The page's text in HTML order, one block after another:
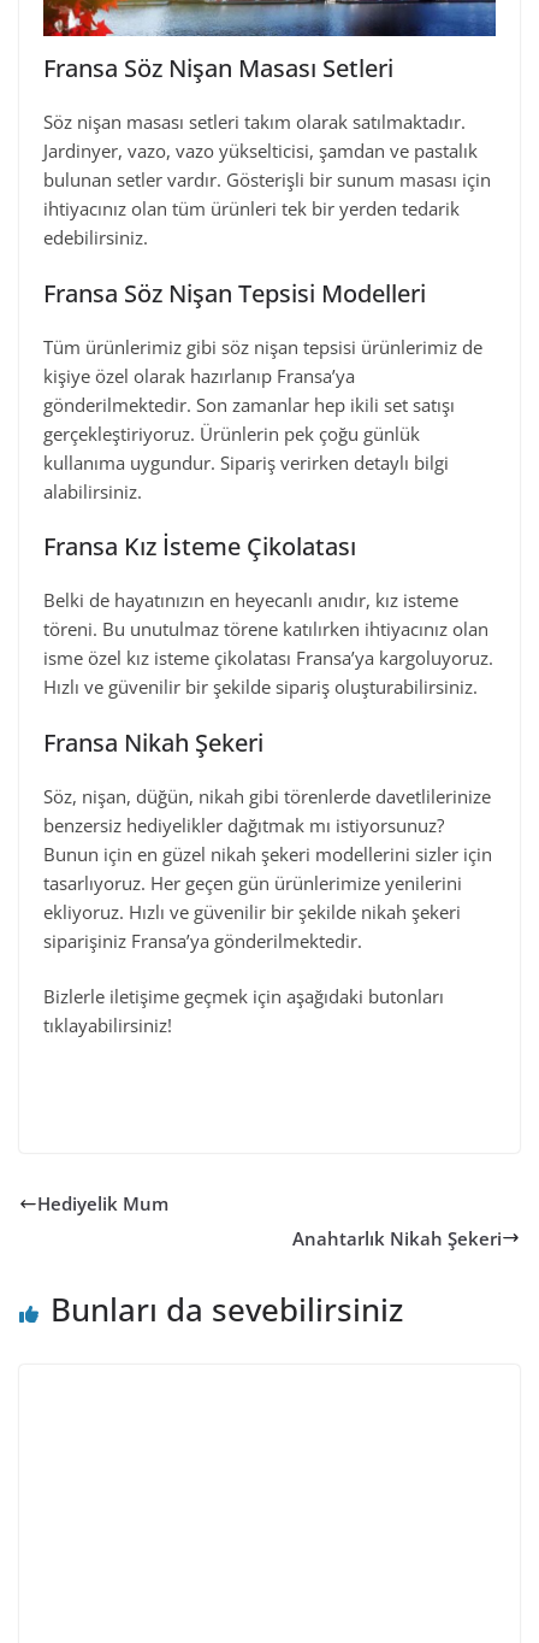
Fransa Söz Nişan Masası Setleri
Söz nişan masası setleri takım olarak satılmaktadır.
Jardinyer, vazo, vazo yükselticisi, şamdan ve pastalık
bulunan setler vardır. Gösterişli bir sunum masası için
ihtiyacınız olan tüm ürünleri tek bir yerden tedarik
edebilirsiniz.
Fransa Söz Nişan Tepsisi Modelleri
Tüm ürünlerimiz gibi söz nişan tepsisi ürünlerimiz de
kişiye özel olarak hazırlanıp Fransa’ya
gönderilmektedir. Son zamanlar hep ikili set satışı
gerçekleştiriyoruz. Ürünlerin pek çoğu günlük
kullanıma uygundur. Sipariş verirken detaylı bilgi
alabilirsiniz.
Fransa Kız İsteme Çikolatası
Belki de hayatınızın en heyecanlı anıdır, kız isteme
töreni. Bu unutulmaz törene katılırken ihtiyacınız olan
isme özel kız isteme çikolatası Fransa’ya kargoluyoruz.
Hızlı ve güvenilir bir şekilde sipariş oluşturabilirsiniz.
Fransa Nikah Şekeri
Söz, nişan, düğün, nikah gibi törenlerde davetlilerinize
benzersiz hediyelikler dağıtmak mı istiyorsunuz?
Bunun için en güzel nikah şekeri modellerini sizler için
tasarlıyoruz. Her geçen gün ürünlerimize yenilerini
ekliyoruz. Hızlı ve güvenilir bir şekilde nikah şekeri
siparişiniz Fransa’ya gönderilmektedir.
Bizlerle iletişime geçmek için aşağıdaki butonları
tıklayabilirsiniz!
Hediyelik Mum
Anahtarlık Nikah Şekeri
Bunları da sevebilirsiniz